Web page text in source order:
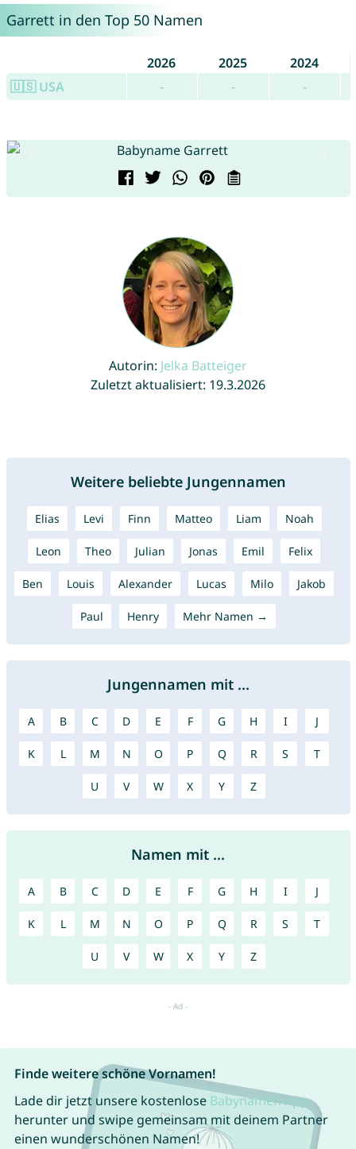
Garrett in den Top 50 Namen
2026 2025
2024
🇺🇸 USA
- - -
Autorin: Jelka Batteiger
Zuletzt aktualisiert: 19.3.2026
Weitere beliebte Jungennamen
Elias Levi Finn Matteo Liam Noah
Leon Theo Julian Jonas Emil Felix
Ben Louis Alexander Lucas Milo Jakob
Paul Henry Mehr Namen →
Jungennamen mit ...
A B C D E F G H I J
K L M N O P Q R S T
U V W X Y Z
Namen mit ...
A B C D E F G H I J
K L M N O P Q R S T
U V W X Y Z
Finde weitere schöne Vornamen!
Lade dir jetzt unsere kostenlose Babynamen App
herunter und swipe gemeinsam mit deinem Partner
einen wunderschönen Namen!